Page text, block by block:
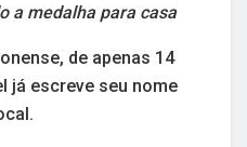
a medalha para casa
de apenas 14
já escreve seu nome